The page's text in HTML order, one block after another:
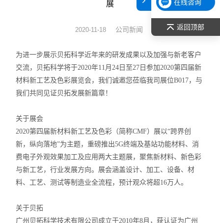
拉曼光谱仪
扫描探针显微镜/原子力
激光粒度仪、纳米粒度仪
低温恒温器
展
2020-11-18 公司新闻
为进一步展示贝拓科学近年来的研发成果以及加强与新老客户
交流，贝拓科学将于2020年11月24 日至27 日参加2020第四届新
材料新工艺及色彩展览会，我们诚邀您莅临我司展位B017，与
我们共同见证贝拓发展新篇章！
关于展会
2020第四届新材料新工艺及色彩（简称CMF）展以“跨界创
新，纵向落地”为主题，重磅推出5G终端及基站功能材料、消
费电子外观效果加工及应用两大主题展，聚焦新材料、新色彩
与新工艺，行业发展方向。展会涵盖设计、加工、设备、材
料、工艺、测试等制造业全流程，预计观众将超16万人。
关于贝拓
广州贝拓科学技术有限公司成立于2010年8月，获认证为广州
在线咨询
返回顶部